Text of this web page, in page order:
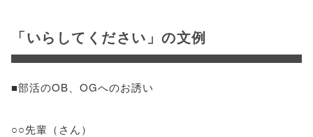
「いらしてください」の文例
■部活のOB、OGへのお誘い
○○先輩（さん）